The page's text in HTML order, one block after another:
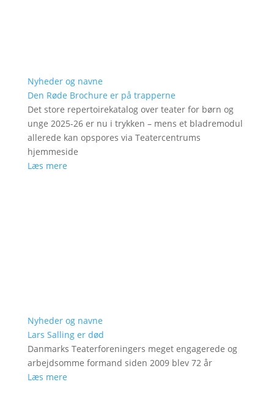
Nyheder og navne
Den Røde Brochure er på trapperne
Det store repertoirekatalog over teater for børn og
unge 2025-26 er nu i trykken – mens et bladremodul
allerede kan opspores via Teatercentrums
hjemmeside
Læs mere
Nyheder og navne
Lars Salling er død
Danmarks Teaterforeningers meget engagerede og
arbejdsomme formand siden 2009 blev 72 år
Læs mere